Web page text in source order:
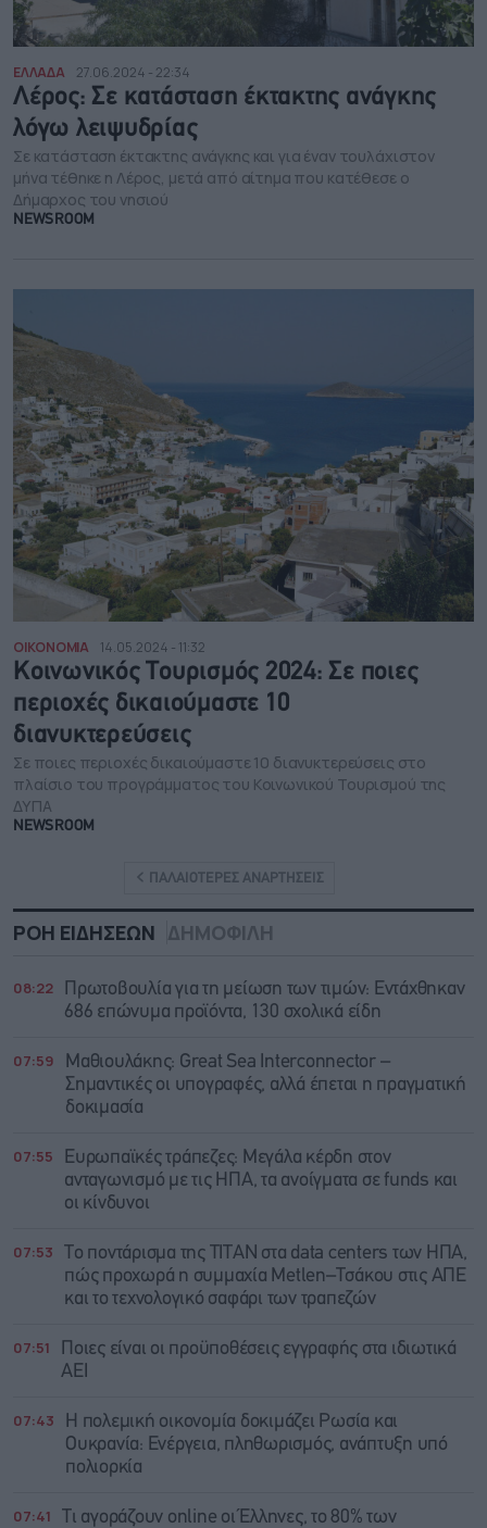
ΕΛΛΑΔΑ 27.06.2024 - 22:34
Λέρος: Σε κατάσταση έκτακτης ανάγκης
λόγω λειψυδρίας
Σε κατάσταση έκτακτης ανάγκης και για έναν τουλάχιστον
μήνα τέθηκε η Λέρος, μετά από αίτημα που κατέθεσε ο
Δήμαρχος του νησιού
NEWSROOM
ΟΙΚΟΝΟΜΙΑ 14.05.2024 - 11:32
Κοινωνικός Τουρισμός 2024: Σε ποιες
περιοχές δικαιούμαστε 10
διανυκτερεύσεις
Σε ποιες περιοχές δικαιούμαστε 10 διανυκτερεύσεις στο
πλαίσιο του προγράμματος του Κοινωνικού Τουρισμού της
ΔΥΠΑ
NEWSROOM
ΠΑΛΑΙΟΤΕΡΕΣ ΑΝΑΡΤΗΣΕΙΣ
ΡΟΗ ΕΙΔΗΣΕΩΝ ΔΗΜΟΦΙΛΗ
08:22
Πρωτοβουλία για τη μείωση των τιμών: Εντάχθηκαν
686 επώνυμα προϊόντα, 130 σχολικά είδη
07:59
Μαθιουλάκης: Great Sea Interconnector –
Σημαντικές οι υπογραφές, αλλά έπεται η πραγματική
δοκιμασία
07:55
Ευρωπαϊκές τράπεζες: Μεγάλα κέρδη στον
ανταγωνισμό με τις ΗΠΑ, τα ανοίγματα σε funds και
οι κίνδυνοι
07:53
Το ποντάρισμα της ΤΙΤΑΝ στα data centers των ΗΠΑ,
πώς προχωρά η συμμαχία Metlen–Τσάκου στις ΑΠΕ
και το τεχνολογικό σαφάρι των τραπεζών
07:51
Ποιες είναι οι προϋποθέσεις εγγραφής στα ιδιωτικά
ΑΕΙ
07:43
Η πολεμική οικονομία δοκιμάζει Ρωσία και
Ουκρανία: Ενέργεια, πληθωρισμός, ανάπτυξη υπό
πολιορκία
07:41
Τι αγοράζουν online οι Έλληνες, το 80% των